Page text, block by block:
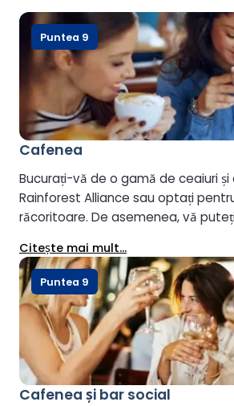
Cafenea
Bucurați-vă de o gamă de ceaiuri
Rainforest Alliance sau optați
răcoritoare. De asemenea, vă
Citeşte mai mult...
Puntea 9
Cafenea și bar social
Puntea 9